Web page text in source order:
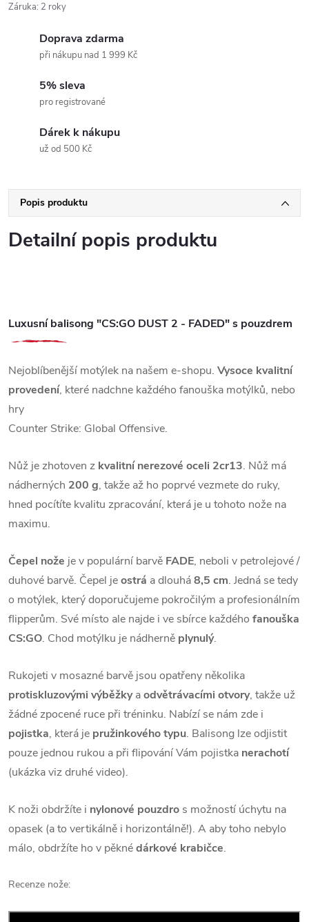
Záruka: 2 roky
Doprava zdarma
při nákupu nad 1 999 Kč
5% sleva
pro registrované
Dárek k nákupu
už od 500 Kč
Popis produktu
Detailní popis produktu
Luxusní balisong "CS:GO DUST 2 - FADED" s pouzdrem
Nejoblíbenější motýlek na našem e-shopu. Vysoce kvalitní
provedení, které nadchne každého fanouška motýlků, nebo
hry
Counter Strike: Global Offensive.
Nůž je zhotoven z kvalitní nerezové oceli 2cr13. Nůž má
nádherných 200 g, takže až ho poprvé vezmete do ruky,
hned pocítíte kvalitu zpracování, která je u tohoto nože na
maximu.
Čepel nože je v populární barvě FADE, neboli v petrolejové /
duhové barvě. Čepel jeostrá a dlouhá8,5 cm. Jedná se tedy
o motýlek, který doporučujeme pokročilým a profesionálním
flipperům. Své místo ale najde i ve sbírce každého fanouška
CS:GO. Chod motýlku je nádherně plynulý.
Rukojeti v mosazné barvě jsou opatřeny několika
protiskluzovými výběžkyaodvětrávacími otvory, takže už
žádné zpocené ruce při tréninku. Nabízí se nám zde i
pojistka, která je pružinkového typu. Balisong lze odjistit
pouze jednou rukou a při flipování Vám pojistka nerachotí
(ukázka viz druhé video).
K noži obdržíte i nylonové pouzdro s možností úchytu na
opasek (a to vertikálně i horizontálně!). A aby toho nebylo
málo, obdržíte ho v pěknédárkové krabičce.
Recenze nože: